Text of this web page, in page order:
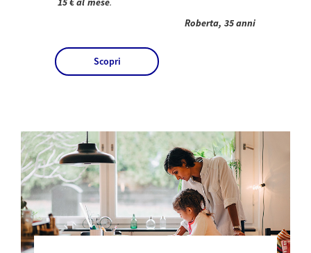
Roberta, 35 anni
Scopri